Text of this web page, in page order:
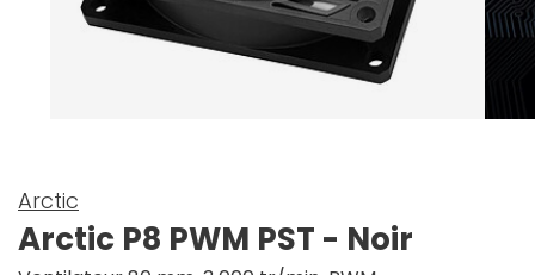
Arctic
Arctic P8 PWM PST - Noir